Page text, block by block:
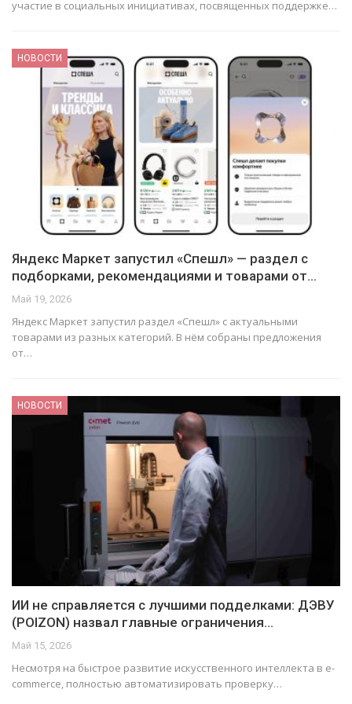
участие в социальных инициативах, посвященных поддержке…
НОВОСТИ
Яндекс Маркет запустил «Спешл» — раздел с
подборками, рекомендациями и товарами от…
Май 19, 2026
Яндекс Маркет запустил раздел «Спешл» с актуальными
товарами из разных категорий. В нём собраны предложения
от…
НОВОСТИ
ИИ не справляется с лучшими подделками: ДЭВУ
(POIZON) назвал главные ограничения…
Май 15, 2026
Несмотря на быстрое развитие искусственного интеллекта в e-
commerce, полностью автоматизировать проверку…